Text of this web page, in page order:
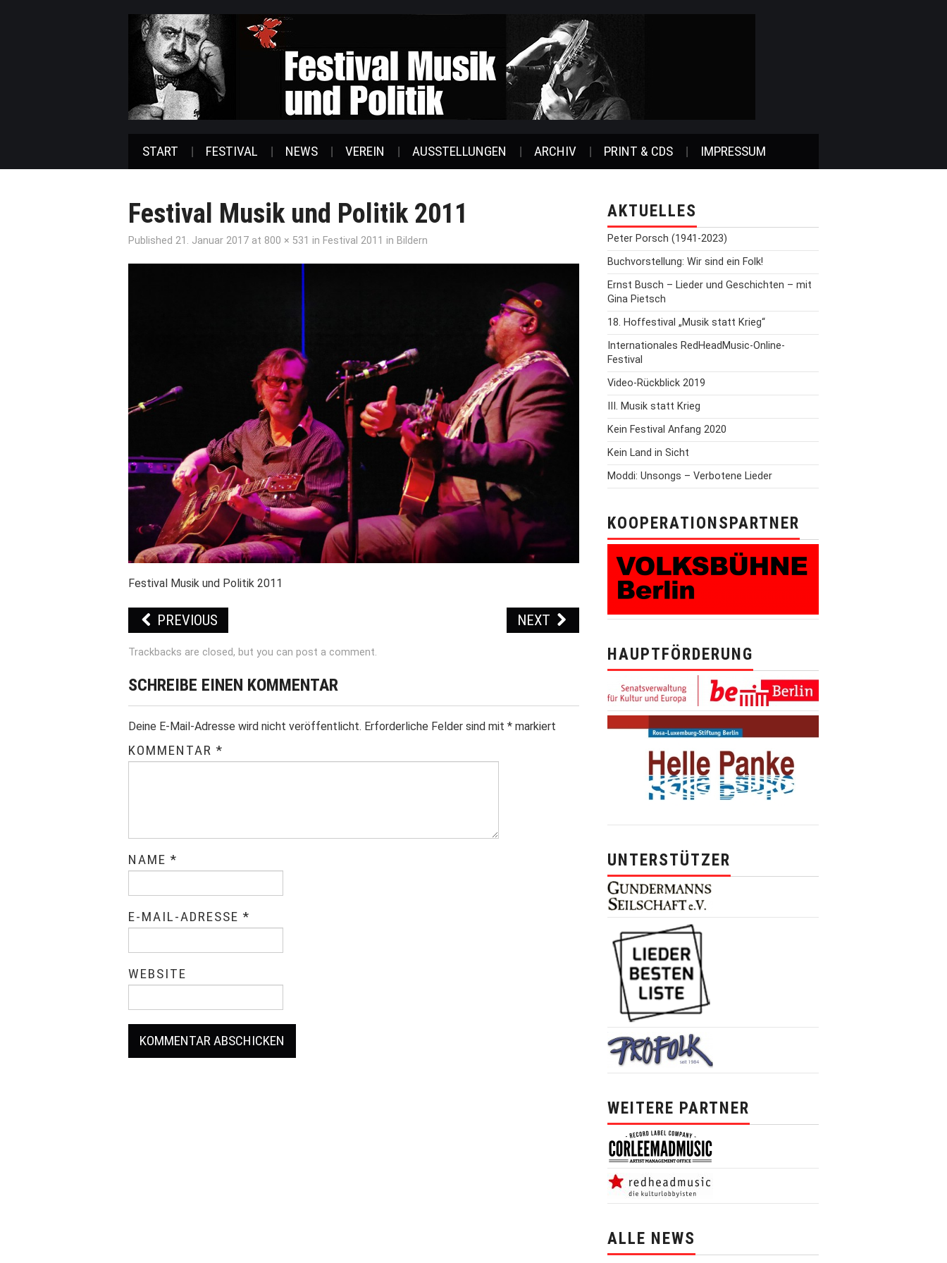
START FESTIVAL NEWS VEREIN AUSSTELLUNGEN ARCHIV PRINT & CDS IMPRESSUM
Festival Musik und Politik 2011
Published 21. Januar 2017 at 800 × 531 in Festival 2011 in Bildern
Festival Musik und Politik 2011
PREVIOUS NEXT
Trackbacks are closed, but you can post a comment.
SCHREIBE EINEN KOMMENTAR
Deine E-Mail-Adresse wird nicht veröffentlicht. Erforderliche Felder sind mit * markiert
KOMMENTAR *
NAME *
E-MAIL-ADRESSE *
WEBSITE
AKTUELLES
Peter Porsch (1941-2023)
Buchvorstellung: Wir sind ein Folk!
Ernst Busch – Lieder und Geschichten – mit
Gina Pietsch
18. Hoffestival „Musik statt Krieg“
Internationales RedHeadMusic-Online-
Festival
Video-Rückblick 2019
III. Musik statt Krieg
Kein Festival Anfang 2020
Kein Land in Sicht
Moddi: Unsongs – Verbotene Lieder
KOOPERATIONSPARTNER
HAUPTFÖRDERUNG
UNTERSTÜTZER
WEITERE PARTNER
ALLE NEWS